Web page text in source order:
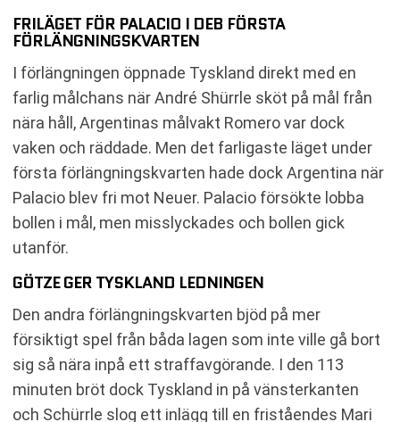
FRILÄGET FÖR PALACIO I DEB FÖRSTA
FÖRLÄNGNINGSKVARTEN
I förlängningen öppnade Tyskland direkt med en
farlig målchans när André Shürrle sköt på mål från
nära håll, Argentinas målvakt Romero var dock
vaken och räddade. Men det farligaste läget under
första förlängningskvarten hade dock Argentina när
Palacio blev fri mot Neuer. Palacio försökte lobba
bollen i mål, men misslyckades och bollen gick
utanför.
GÖTZE GER TYSKLAND LEDNINGEN
Den andra förlängningskvarten bjöd på mer
försiktigt spel från båda lagen som inte ville gå bort
sig så nära inpå ett straffavgörande. I den 113
minuten bröt dock Tyskland in på vänsterkanten
och Schürrle slog ett inlägg till en friståendes Mari